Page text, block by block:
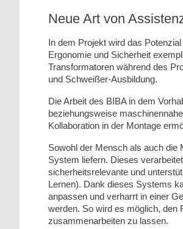
Neue Art von
In dem Projekt wird das
Ergonomie und Sicherheit
Transformatoren während des
und Schweißer-Ausbildung.
Die Arbeit des BIBA in dem
beziehungsweise
Kollaboration in der Montage
Sowohl der Mensch als auch die
System liefern. Dieses
sicherheitsrelevante und
Lernen). Dank dieses Systems
anpassen und verharrt in einer
werden. So wird es möglich, den
zusammenarbeiten zu lassen.